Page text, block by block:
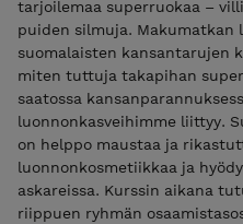
tarjoilemaa superruokaa –
puiden silmuja. Makumatkan
suomalaisten kansantarujen
miten tuttuja takapihan
saatossa
luonnonkasveihimme liittyy.
on helppo maustaa ja
luonnonkosmetiikkaa ja
askareissa. Kurssin aikana
riippuen ryhmän